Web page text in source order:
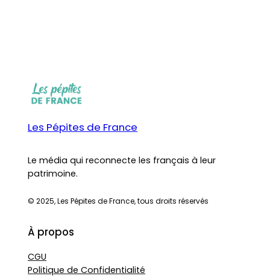
Les Pépites de France
Le média qui reconnecte les français à leur
patrimoine.
© 2025, Les Pépites de France, tous droits réservés
À propos
CGU
Politique de Confidentialité